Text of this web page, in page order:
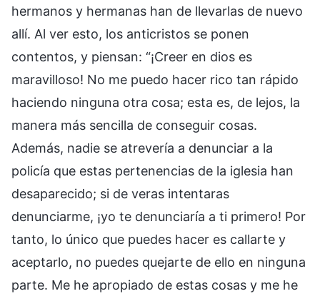
hermanos y hermanas han de llevarlas de nuevo
allí. Al ver esto, los anticristos se ponen
contentos, y piensan: “¡Creer en dios es
maravilloso! No me puedo hacer rico tan rápido
haciendo ninguna otra cosa; esta es, de lejos, la
manera más sencilla de conseguir cosas.
Además, nadie se atrevería a denunciar a la
policía que estas pertenencias de la iglesia han
desaparecido; si de veras intentaras
denunciarme, ¡yo te denunciaría a ti primero! Por
tanto, lo único que puedes hacer es callarte y
aceptarlo, no puedes quejarte de ello en ninguna
parte. Me he apropiado de estas cosas y me he